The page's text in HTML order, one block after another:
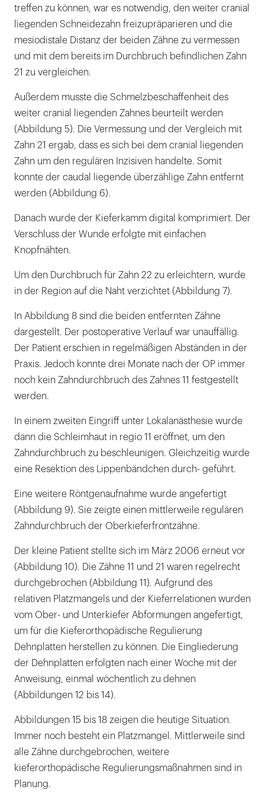
treffen zu können, war es notwendig, den weiter cranial
liegenden Schneidezahn freizupräparieren und die
mesiodistale Distanz der beiden Zähne zu vermessen
und mit dem bereits im Durchbruch befindlichen Zahn
21 zu vergleichen.
Außerdem musste die Schmelzbeschaffenheit des
weiter cranial liegenden Zahnes beurteilt werden
(Abbildung 5). Die Vermessung und der Vergleich mit
Zahn 21 ergab, dass es sich bei dem cranial liegenden
Zahn um den regulären Inzisiven handelte. Somit
konnte der caudal liegende überzählige Zahn entfernt
werden (Abbildung 6).
Danach wurde der Kieferkamm digital komprimiert. Der
Verschluss der Wunde erfolgte mit einfachen
Knopfnähten.
Um den Durchbruch für Zahn 22 zu erleichtern, wurde
in der Region auf die Naht verzichtet (Abbildung 7).
In Abbildung 8 sind die beiden entfernten Zähne
dargestellt. Der postoperative Verlauf war unauffällig.
Der Patient erschien in regelmäßigen Abständen in der
Praxis. Jedoch konnte drei Monate nach der OP immer
noch kein Zahndurchbruch des Zahnes 11 festgestellt
werden.
In einem zweiten Eingriff unter Lokalanästhesie wurde
dann die Schleimhaut in regio 11 eröffnet, um den
Zahndurchbruch zu beschleunigen. Gleichzeitig wurde
eine Resektion des Lippenbändchen durch- geführt.
Eine weitere Röntgenaufnahme wurde angefertigt
(Abbildung 9). Sie zeigte einen mittlerweile regulären
Zahndurchbruch der Oberkieferfrontzähne.
Der kleine Patient stellte sich im März 2006 erneut vor
(Abbildung 10). Die Zähne 11 und 21 waren regelrecht
durchgebrochen (Abbildung 11). Aufgrund des
relativen Platzmangels und der Kieferrelationen wurden
vom Ober- und Unterkiefer Abformungen angefertigt,
um für die Kieferorthopädische Regulierung
Dehnplatten herstellen zu können. Die Eingliederung
der Dehnplatten erfolgten nach einer Woche mit der
Anweisung, einmal wöchentlich zu dehnen
(Abbildungen 12 bis 14).
Abbildungen 15 bis 18 zeigen die heutige Situation.
Immer noch besteht ein Platzmangel. Mittlerweile sind
alle Zähne durchgebrochen, weitere
kieferorthopädische Regulierungsmaßnahmen sind in
Planung.